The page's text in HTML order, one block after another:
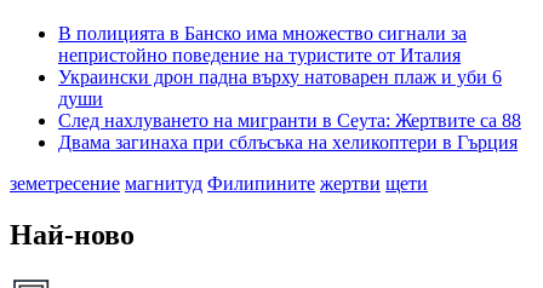
В полицията в Банско има множество сигнали за
непристойно поведение на туристите от Италия
Украински дрон падна върху натоварен плаж и уби 6
души
След нахлуването на мигранти в Сеута: Жертвите са 88
Двама загинаха при сблъсъка на хеликоптери в Гърция
земетресение магнитуд Филипините жертви щети
Най-ново